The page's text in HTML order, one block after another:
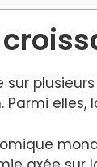
elles,